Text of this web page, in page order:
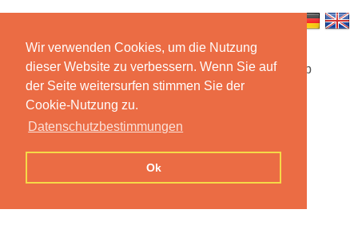
Wir verwenden Cookies, um die Nutzung
dieser Website zu verbessern. Wenn Sie auf
der Seite weitersurfen stimmen Sie der
Cookie-Nutzung zu.
Datenschutzbestimmungen
Ok
Startseite Funktionen Mobile App
Preise
Kontakt Impressum